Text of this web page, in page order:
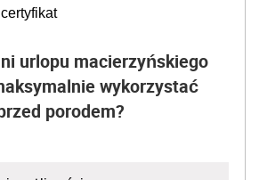
urlopu macierzyńskiego
wykorzystać
porodem?